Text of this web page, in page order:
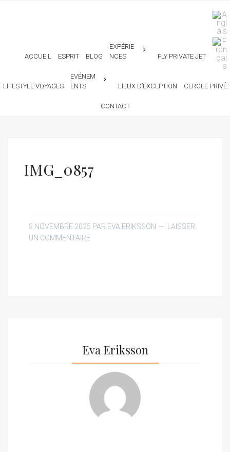
ACCUEIL ESPRIT BLOG
EXPÉRIE
NCES
FLY PRIVATE JET
LIFESTYLE VOYAGES
EVÉNEM
ENTS
LIEUX D’EXCEPTION CERCLE PRIVÉ
CONTACT
IMG_0857
3 NOVEMBRE 2025 PAR EVA ERIKSSON
LAISSER
UN COMMENTAIRE
Eva Eriksson